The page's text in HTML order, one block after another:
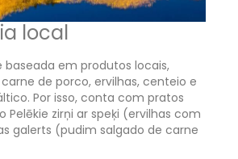
local
baseada em produtos locais,
de porco, ervilhas, centeio e
Por isso, conta com pratos
Pelēkie zirņi ar speķi (ervilhas com
galerts (pudim salgado de carne